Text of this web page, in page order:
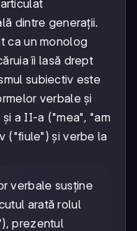
dintre generații.
ca un monolog
îi lasă drept
subiectiv este
verbale și
a II-a ("mea", "am
("fiule") și verbe la
verbale susține
arată rolul
prezentul